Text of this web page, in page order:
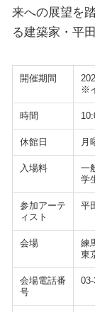
来への展望を
る建築家・平
開催期間
※
時間
休館日 月
入場料
一
学
参加アーテ
ィスト
平
会場
練
東
会場電話番
号